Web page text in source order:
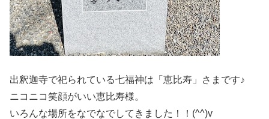
出釈迦寺で祀られている七福神は「恵比寿」さまです♪
ニコニコ笑顔がいい恵比寿様。
いろんな場所をなでなでしてきました！！(^^)v